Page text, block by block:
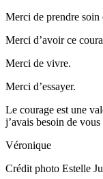
Merci de prendre soin
Merci d’avoir ce
Merci de vivre.
Merci d’essayer.
Le courage est une
j’avais besoin de
Véronique
Crédit photo Estelle